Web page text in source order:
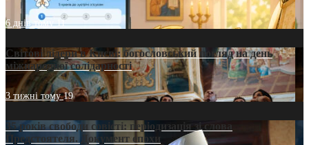
6 днів тому11
Світові лідери в Києві: богословський погляд на день
міжнародної солідарності
3 тижні тому19
35 років свободи совісті: періодизація зі слова
Предстоятеля. Документ епохи